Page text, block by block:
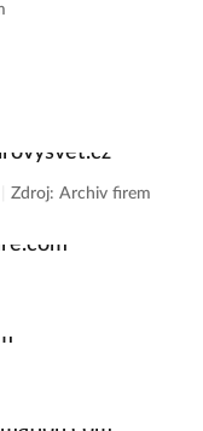
Zdroj: Archiv firem